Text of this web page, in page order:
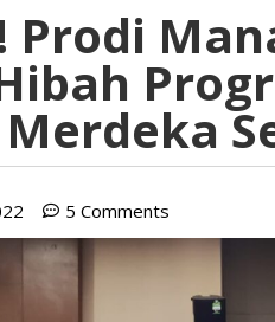
Prodi
5 Comments